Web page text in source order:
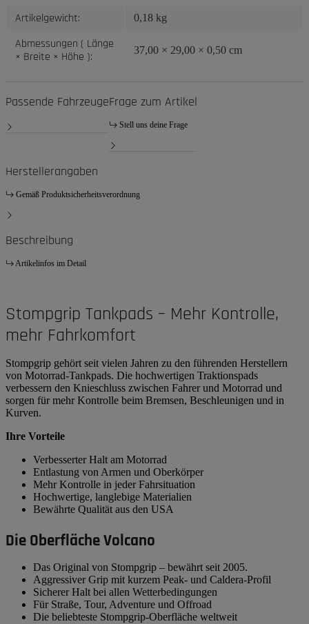
Artikelgewicht: 0,18 kg
Abmessungen ( Länge
× Breite × Höhe ):
37,00 × 29,00 × 0,50 cm
Passende FahrzeugeFrage zum Artikel
Stell uns deine Frage
Herstellerangaben
Gemäß Produktsicherheitsverordnung
Beschreibung
Artikelinfos im Detail
Stompgrip Tankpads – Mehr Kontrolle,
mehr Fahrkomfort
Stompgrip gehört seit vielen Jahren zu den führenden Herstellern
von Motorrad-Tankpads. Die hochwertigen Traktionspads
verbessern den Knieschluss zwischen Fahrer und Motorrad und
sorgen für mehr Kontrolle beim Bremsen, Beschleunigen und in
Kurven.
Ihre Vorteile
Verbesserter Halt am Motorrad
Entlastung von Armen und Oberkörper
Mehr Kontrolle in jeder Fahrsituation
Hochwertige, langlebige Materialien
Bewährte Qualität aus den USA
Die Oberfläche Volcano
Das Original von Stompgrip – bewährt seit 2005.
Aggressiver Grip mit kurzem Peak- und Caldera-Profil
Sicherer Halt bei allen Wetterbedingungen
Für Straße, Tour, Adventure und Offroad
Die beliebteste Stompgrip-Oberfläche weltweit